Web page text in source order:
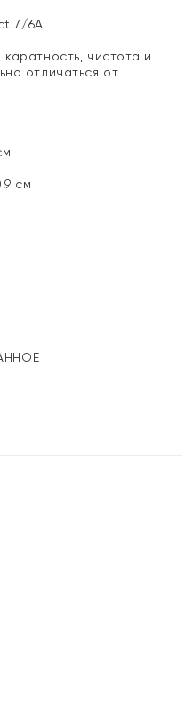
7/6А
чистота и
отличаться от
см